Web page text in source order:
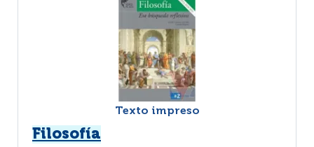
Texto impreso
Filosofía